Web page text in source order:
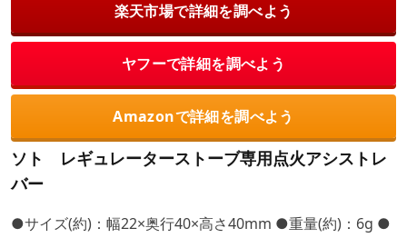
楽天市場で詳細を調べよう
ヤフーで詳細を調べよう
Amazonで詳細を調べよう
ソト レギュレーターストーブ専用点火アシストレ
バー
●サイズ(約)：幅22×奥行40×高さ40mm ●重量(約)：6g ●